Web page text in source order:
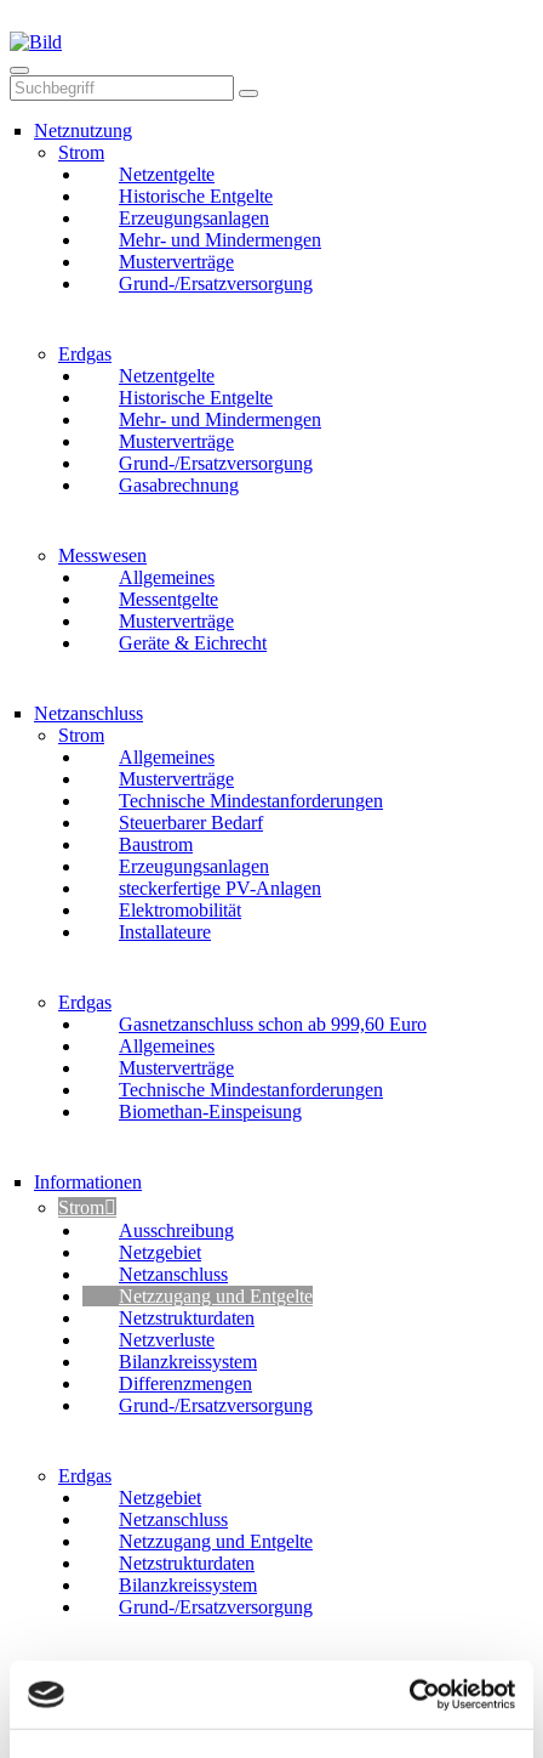
Netznutzung
Strom
Netzentgelte
Historische Entgelte
Erzeugungsanlagen
Mehr- und Mindermengen
Musterverträge
Grund-/Ersatzversorgung
Erdgas
Netzentgelte
Historische Entgelte
Mehr- und Mindermengen
Musterverträge
Grund-/Ersatzversorgung
Gasabrechnung
Messwesen
Allgemeines
Messentgelte
Musterverträge
Geräte & Eichrecht
Netzanschluss
Strom
Allgemeines
Musterverträge
Technische Mindestanforderungen
Steuerbarer Bedarf
Baustrom
Erzeugungsanlagen
steckerfertige PV-Anlagen
Elektromobilität
Installateure
Erdgas
Gasnetzanschluss schon ab 999,60 Euro
Allgemeines
Musterverträge
Technische Mindestanforderungen
Biomethan-Einspeisung
Informationen
Strom
Ausschreibung
Netzgebiet
Netzanschluss
Netzzugang und Entgelte
Netzstrukturdaten
Netzverluste
Bilanzkreissystem
Differenzmengen
Grund-/Ersatzversorgung
Erdgas
Netzgebiet
Netzanschluss
Netzzugang und Entgelte
Netzstrukturdaten
Bilanzkreissystem
Grund-/Ersatzversorgung